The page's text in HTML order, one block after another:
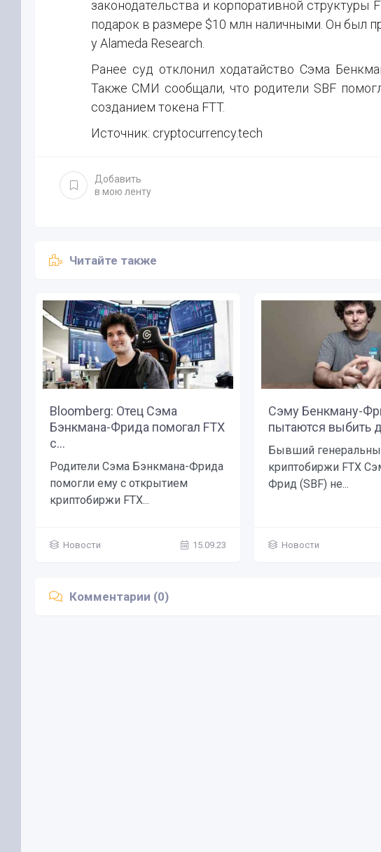
законодательства и корпоративной
подарок в размере $10 млн наличными. Он был
у Alameda Research.
Ранее суд отклонил ходатайство Сэма
Также СМИ сообщали, что родители SBF
созданием токена FTT.
Источник: cryptocurrency.tech
Добавить
в мою ленту
Читайте также
Bloomberg: Отец Сэма
Бэнкмана-Фрида помогал FTX
с...
Родители Сэма Бэнкмана-Фрида
помогли ему с открытием
криптобиржи FTX...
Новости 15.09.23
Сэму Бенкману-
пытаются выбить
Бывший
криптобиржи FTX
Фрид (SBF) не...
Новости
Комментарии (0)